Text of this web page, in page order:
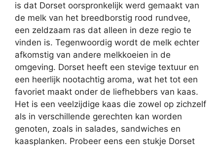
is dat Dorset oorspronkelijk werd gemaakt van
de melk van het breedborstig rood rundvee,
een zeldzaam ras dat alleen in deze regio te
vinden is. Tegenwoordig wordt de melk echter
afkomstig van andere melkkoeien in de
omgeving. Dorset heeft een stevige textuur en
een heerlijk nootachtig aroma, wat het tot een
favoriet maakt onder de liefhebbers van kaas.
Het is een veelzijdige kaas die zowel op zichzelf
als in verschillende gerechten kan worden
genoten, zoals in salades, sandwiches en
kaasplanken. Probeer eens een stukje Dorset